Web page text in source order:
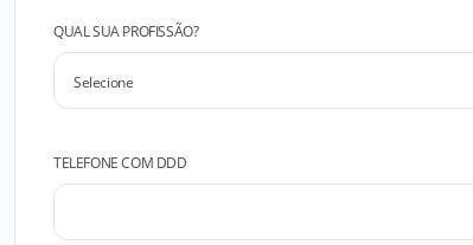
QUAL SUA PROFISSÃO?
TELEFONE COM DDD